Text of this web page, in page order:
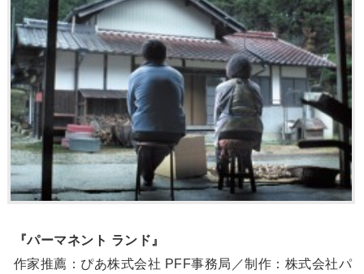
『パーマネント ランド』
作家推薦：ぴあ株式会社 PFF事務局／制作：株式会社パ